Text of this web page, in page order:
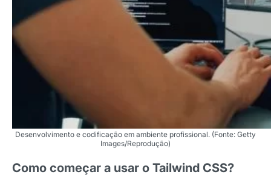
Desenvolvimento e codificação em ambiente profissional. (Fonte: Getty
Images/Reprodução)
Como começar a usar o Tailwind CSS?